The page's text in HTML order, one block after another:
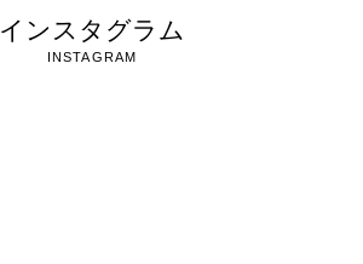
インスタグラム
INSTAGRAM